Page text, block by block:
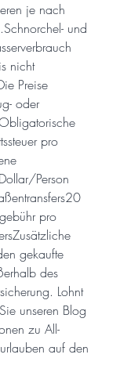
je nach
und
nicht
Preise
oder
pro
Person
pro
gekaufte
des
Lohnt
unseren Blog
zu All-
auf den